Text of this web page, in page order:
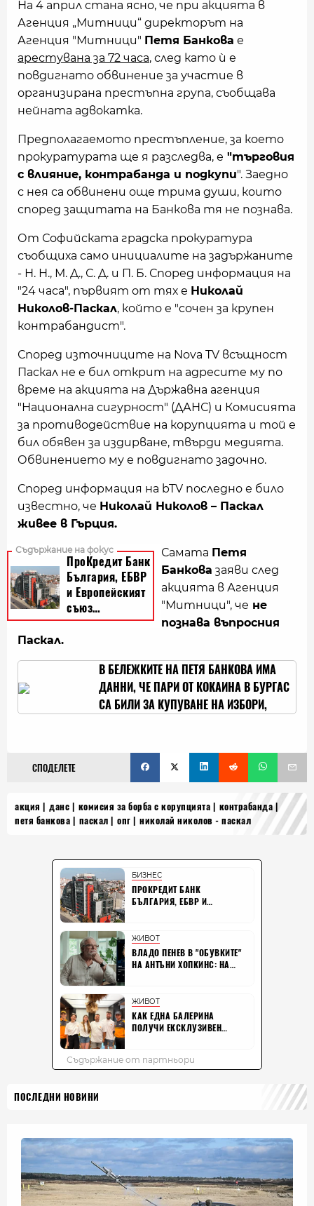
На 4 април стана ясно, че при акцията в
Агенция „Митници“ директорът на
Агенция "Митници" Петя Банкова е
арестувана за 72 часа, след като ѝ е
повдигнато обвинение за участие в
организирана престъпна група, съобщава
нейната адвокатка.
Предполагаемото престъпление, за което
прокуратурата ще я разследва, е "търговия
с влияние, контрабанда и подкупи". Заедно
с нея са обвинени още трима души, които
според защитата на Банкова тя не познава.
От Софийската градска прокуратура
съобщиха само инициалите на задържаните
- Н. Н., М. Д., С. Д. и П. Б. Според информация на
"24 часа", първият от тях е Николай
Николов-Паскал, който е "сочен за крупен
контрабандист".
Според източниците на Nova TV всъщност
Паскал не е бил открит на адресите му по
време на акцията на Държавна агенция
"Национална сигурност" (ДАНС) и Комисията
за противодействие на корупцията и той е
бил обявен за издирване, твърди медията.
Обвинението му е повдигнато задочно.
Според информация на bTV последно е било
известно, че Николай Николов – Паскал
живее в Гърция.
Самата Петя
Банкова заяви след
акцията в Агенция
"Митници", че не
познава въпросния
Паскал.
В БЕЛЕЖКИТЕ НА ПЕТЯ БАНКОВА ИМА
ДАННИ, ЧЕ ПАРИ ОТ КОКАИНА В БУРГАС
СА БИЛИ ЗА КУПУВАНЕ НА ИЗБОРИ,
СПОДЕЛЕТЕ
акция данс комисия за борба с корупцията
контрабанда
петя банкова
паскал опг николай николов - паскал
ПОСЛЕДНИ НОВИНИ